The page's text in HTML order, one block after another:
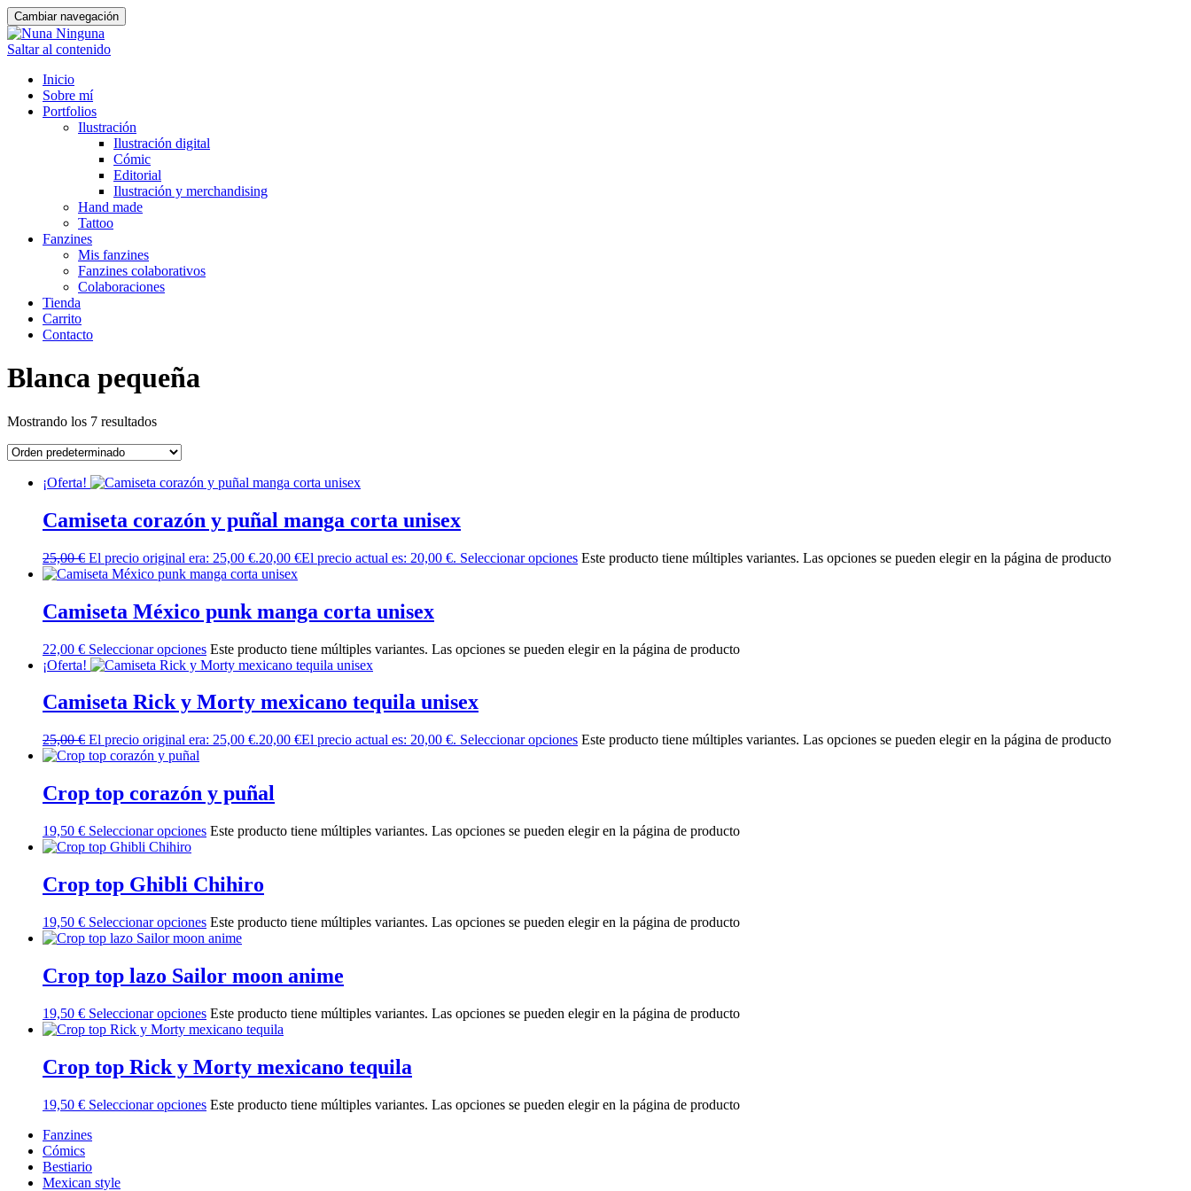
Cambiar navegación
Saltar al contenido
Inicio
Sobre mí
Portfolios
Ilustración
Ilustración digital
Cómic
Editorial
Ilustración y merchandising
Hand made
Tattoo
Fanzines
Mis fanzines
Fanzines colaborativos
Colaboraciones
Tienda
Carrito
Contacto
Blanca pequeña
Mostrando los 7 resultados
¡Oferta!
Camiseta corazón y puñal manga corta unisex
25,00€ El precio original era: 25,00 €.20,00 €El precio actual es: 20,00 €. Seleccionar opciones Este producto tiene múltiples variantes. Las opciones se pueden elegir en la página de producto
Camiseta México punk manga corta unisex
22,00 € Seleccionar opciones Este producto tiene múltiples variantes. Las opciones se pueden elegir en la página de producto
¡Oferta!
Camiseta Rick y Morty mexicano tequila unisex
25,00€ El precio original era: 25,00 €.20,00 €El precio actual es: 20,00 €. Seleccionar opciones Este producto tiene múltiples variantes. Las opciones se pueden elegir en la página de producto
Crop top corazón y puñal
19,50 € Seleccionar opciones Este producto tiene múltiples variantes. Las opciones se pueden elegir en la página de producto
Crop top Ghibli Chihiro
19,50 € Seleccionar opciones Este producto tiene múltiples variantes. Las opciones se pueden elegir en la página de producto
Crop top lazo Sailor moon anime
19,50 € Seleccionar opciones Este producto tiene múltiples variantes. Las opciones se pueden elegir en la página de producto
Crop top Rick y Morty mexicano tequila
19,50 € Seleccionar opciones Este producto tiene múltiples variantes. Las opciones se pueden elegir en la página de producto
Fanzines
Cómics
Bestiario
Mexican style